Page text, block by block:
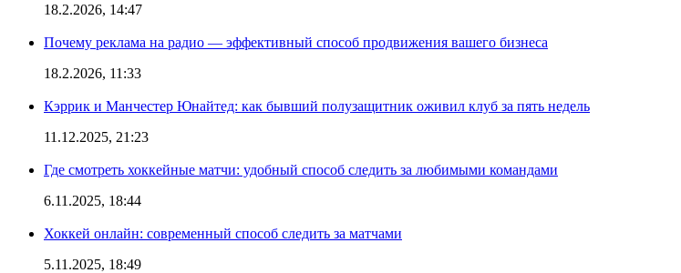
18.2.2026, 14:47
Почему реклама на радио — эффективный способ продвижения вашего бизнеса
18.2.2026, 11:33
Кэррик и Манчестер Юнайтед: как бывший полузащитник оживил клуб за пять недель
11.12.2025, 21:23
Где смотреть хоккейные матчи: удобный способ следить за любимыми командами
6.11.2025, 18:44
Хоккей онлайн: современный способ следить за матчами
5.11.2025, 18:49